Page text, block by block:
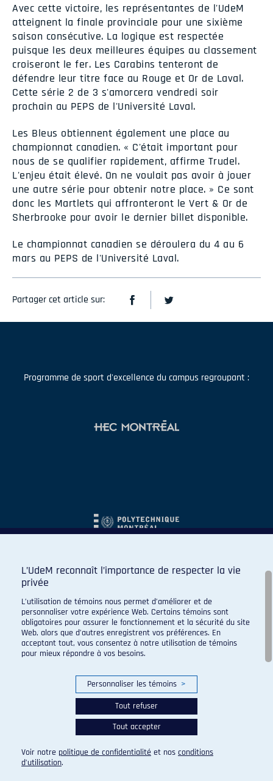
Avec cette victoire, les représentantes de l'UdeM
atteignent la finale provinciale pour une sixième
saison consécutive. La logique est respectée
puisque les deux meilleures équipes au classement
croiseront le fer. Les Carabins tenteront de
défendre leur titre face au Rouge et Or de Laval.
Cette série 2 de 3 s'amorcera vendredi soir
prochain au PEPS de l'Université Laval.
Les Bleus obtiennent également une place au
championnat canadien. « C'était important pour
nous de se qualifier rapidement, affirme Trudel.
L'enjeu était élevé. On ne voulait pas avoir à jouer
une autre série pour obtenir notre place. » Ce sont
donc les Martlets qui affronteront le Vert & Or de
Sherbrooke pour avoir le dernier billet disponible.
Le championnat canadien se déroulera du 4 au 6
mars au PEPS de l'Université Laval.
Partager cet article sur:
Programme de sport d'excellence du campus regroupant :
© 2026 Carabins de l'Université de Montréal. Tous droits
Paramètres des témoins
L’UdeM reconnaît l’importance de respecter la vie
privée
L’utilisation de témoins nous permet d’améliorer et de
personnaliser votre expérience Web. Certains témoins sont
obligatoires pour assurer le fonctionnement et la sécurité du site
Web, alors que d’autres enregistrent vos préférences. En
acceptant tout, vous consentez à notre utilisation de témoins
pour mieux répondre à vos besoins.
Personnaliser les témoins >
Tout refuser
Tout accepter
Voir notre politique de confidentialité et nos conditions
d’utilisation.